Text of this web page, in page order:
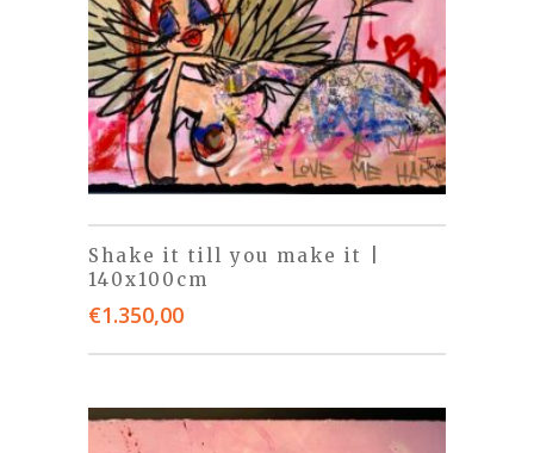
Shake it till you make it |
140x100cm
€1.350,00